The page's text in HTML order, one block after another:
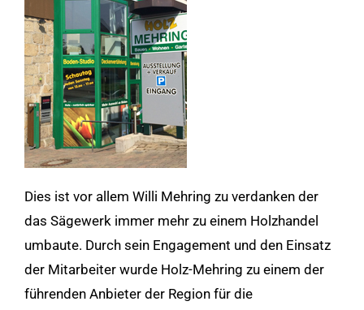
Dies ist vor allem Willi Mehring zu verdanken der
das Sägewerk immer mehr zu einem Holzhandel
umbaute. Durch sein Engagement und den Einsatz
der Mitarbeiter wurde Holz-Mehring zu einem der
führenden Anbieter der Region für die